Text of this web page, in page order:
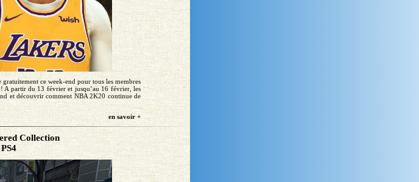
ce week-end pour tous les membres
A partir du 13 février et jusqu’au 16 février, les
et découvrir comment NBA 2K20 continue de
en savoir +
Collection